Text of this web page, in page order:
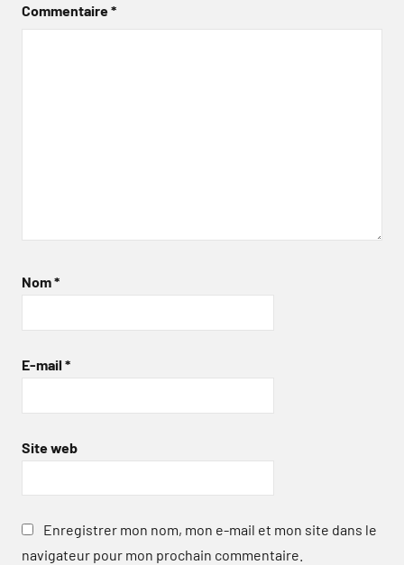
Commentaire*
Nom*
E-mail *
Site web
Enregistrer mon nom, mon e-mail et mon site dans le
navigateur pour mon prochain commentaire.